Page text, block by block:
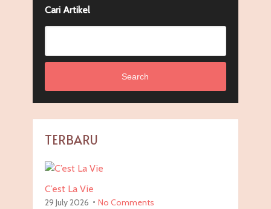
Cari Artikel
Search
TERBARU
C’est La Vie
29 July 2026 No Comments